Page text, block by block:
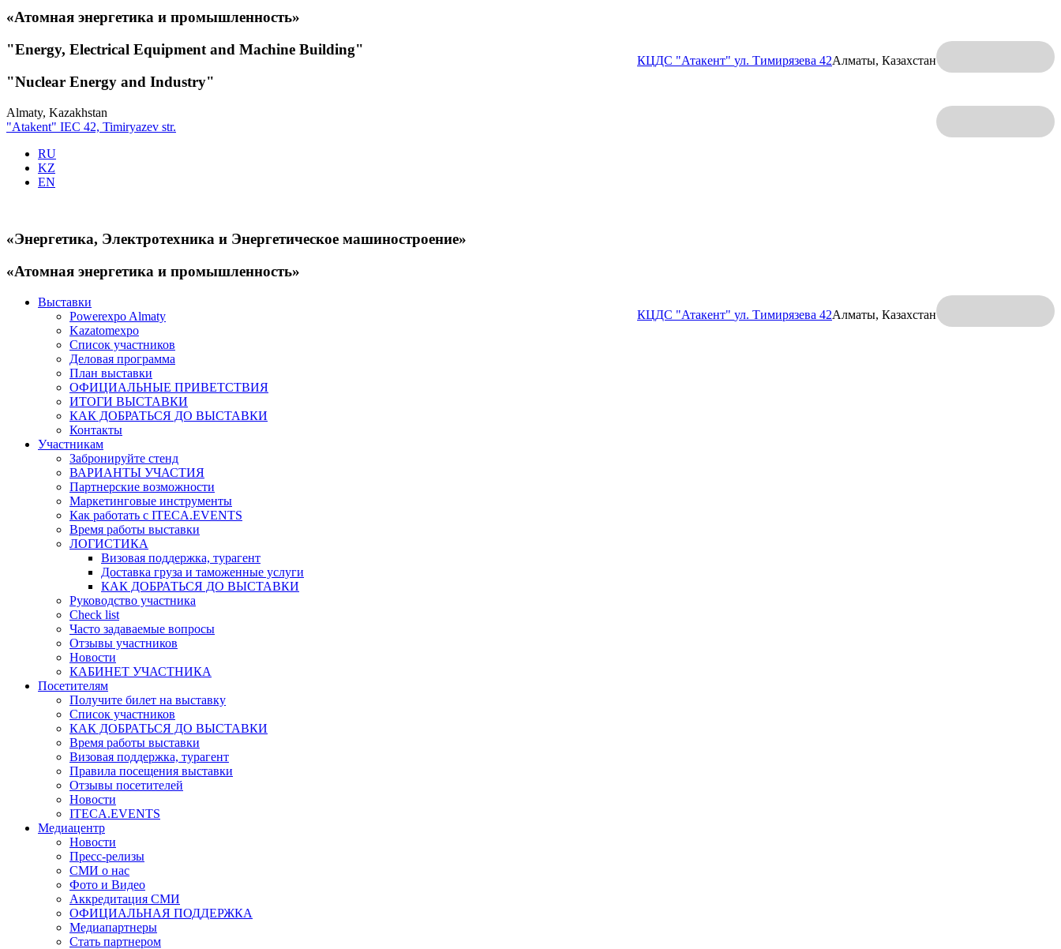
«Атомная энергетика и промышленность»
Алматы, Казахстан
КЦДС "Атакент" ул. Тимирязева 42
"Energy, Electrical Equipment and Machine Building"
"Nuclear Energy and Industry"
Almaty, Kazakhstan
"Atakent" IEC 42, Timiryazev str.
RU
KZ
EN
«Энергетика, Электротехника и Энергетическое машиностроение»
«Атомная энергетика и промышленность»
Алматы, Казахстан
КЦДС "Атакент" ул. Тимирязева 42
Выставки
Powerexpo Almaty
Kazatomexpo
Список участников
Деловая программа
План выставки
ОФИЦИАЛЬНЫЕ ПРИВЕТСТВИЯ
ИТОГИ ВЫСТАВКИ
КАК ДОБРАТЬСЯ ДО ВЫСТАВКИ
Контакты
Участникам
Забронируйте стенд
ВАРИАНТЫ УЧАСТИЯ
Партнерские возможности
Маркетинговые инструменты
Как работать с ITECA.EVENTS
Время работы выставки
ЛОГИСТИКА
Визовая поддержка, турагент
Доставка груза и таможенные услуги
КАК ДОБРАТЬСЯ ДО ВЫСТАВКИ
Руководство участника
Check list
Часто задаваемые вопросы
Отзывы участников
Новости
КАБИНЕТ УЧАСТНИКА
Посетителям
Получите билет на выставку
Список участников
КАК ДОБРАТЬСЯ ДО ВЫСТАВКИ
Время работы выставки
Визовая поддержка, турагент
Правила посещения выставки
Отзывы посетителей
Новости
ITECA.EVENTS
Медиацентр
Новости
Пресс-релизы
СМИ о нас
Фото и Видео
Аккредитация СМИ
ОФИЦИАЛЬНАЯ ПОДДЕРЖКА
Медиапартнеры
Стать партнером